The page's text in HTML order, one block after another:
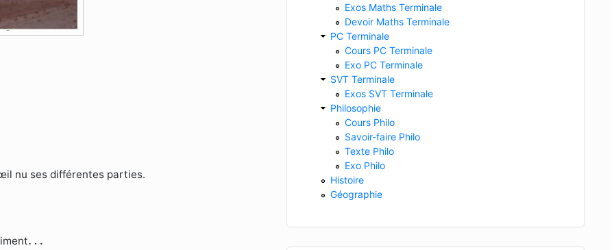
nu ses différentes parties.
…
…
Exos Maths Terminale
Devoir Maths Terminale
PC Terminale
Cours PC Terminale
Exo PC Terminale
SVT Terminale
Exos SVT Terminale
Philosophie
Cours Philo
Savoir-faire Philo
Texte Philo
Exo Philo
Histoire
Géographie